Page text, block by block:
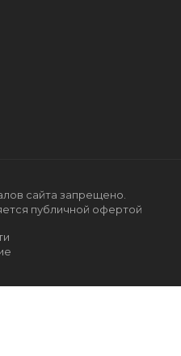
сайта запрещено.
публичной офертой